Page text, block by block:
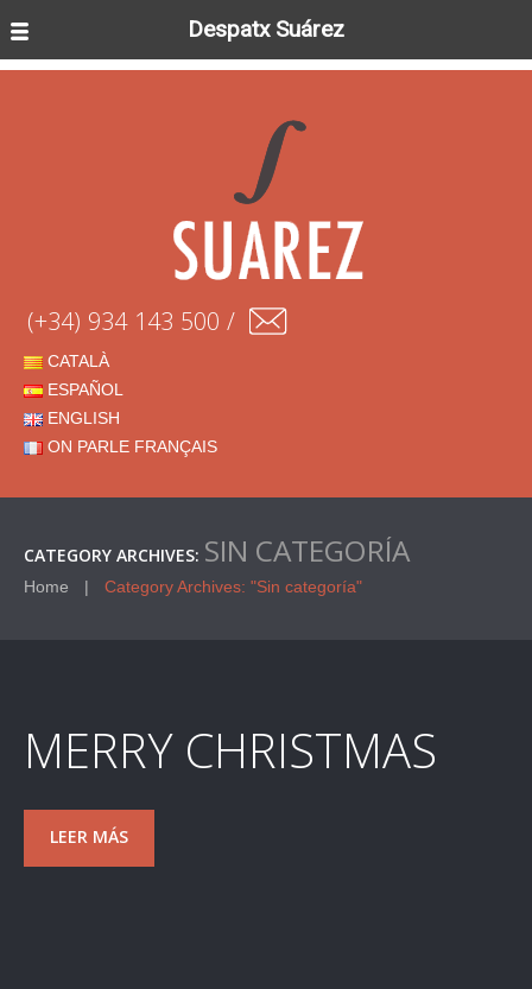
(+34) 934 143 500 /
CATALÀ
ESPAÑOL
ENGLISH
ON PARLE FRANÇAIS
CATEGORY ARCHIVES: SIN CATEGORÍA
Home Category Archives: "Sin categoría"
MERRY CHRISTMAS
LEER MÁS
Despatx Suárez